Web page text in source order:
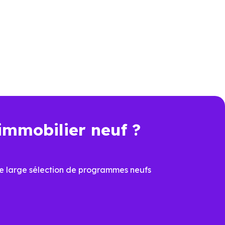
immobilier. Pour comparer
performance
neuf ?
large sélection de programmes neufs